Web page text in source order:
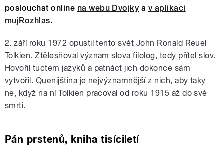
poslouchat online na webu Dvojky a v aplikaci
mujRozhlas.
2. září roku 1972 opustil tento svět John Ronald Reuel
Tolkien. Ztělesňoval význam slova filolog, tedy přítel slov.
Hovořil tuctem jazyků a patnáct jich dokonce sám
vytvořil. Quenijština je nejvýznamnější z nich, aby taky
ne, když na ní Tolkien pracoval od roku 1915 až do své
smrti.
Pán prstenů, kniha tisíciletí